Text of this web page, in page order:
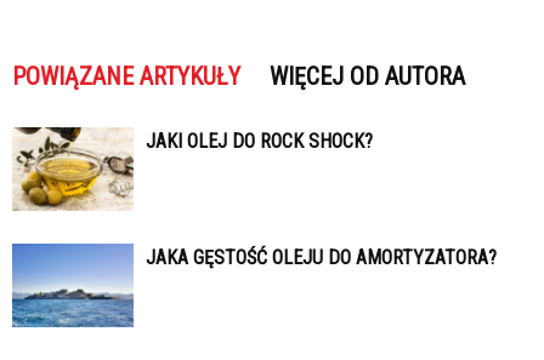
POWIĄZANE ARTYKUŁY WIĘCEJ OD AUTORA
JAKI OLEJ DO ROCK SHOCK?
JAKA GĘSTOŚĆ OLEJU DO AMORTYZATORA?